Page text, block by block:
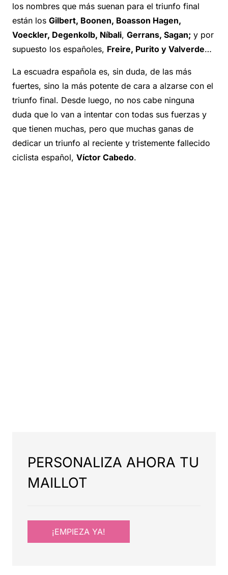
los nombres que más suenan para el triunfo final
están los Gilbert, Boonen, Boasson Hagen,
Voeckler, Degenkolb, Níbali, Gerrans, Sagan; y por
supuesto los españoles, Freire, Purito y Valverde…
La escuadra española es, sin duda, de las más
fuertes, sino la más potente de cara a alzarse con el
triunfo final. Desde luego, no nos cabe ninguna
duda que lo van a intentar con todas sus fuerzas y
que tienen muchas, pero que muchas ganas de
dedicar un triunfo al reciente y tristemente fallecido
ciclista español, Víctor Cabedo.
PERSONALIZA AHORA TU
MAILLOT
¡EMPIEZA YA!